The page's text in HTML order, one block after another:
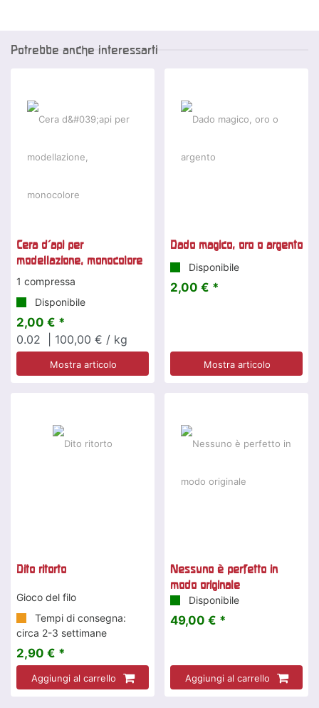
Potrebbe anche interessarti
Cera d'api per
modellazione, monocolore
1 compressa
Disponibile
2,00 € *
0.02
| 100,00 € / kg
Mostra articolo
Dado magico, oro o argento
Disponibile
2,00 € *
Mostra articolo
Dito ritorto
Gioco del filo
Tempi di consegna:
circa 2-3 settimane
2,90 € *
Aggiungi al carrello
Nessuno è perfetto in
modo originale
Disponibile
49,00 € *
Aggiungi al carrello